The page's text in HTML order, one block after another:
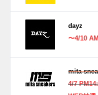
dayz
〜4/10
mita-
4/7